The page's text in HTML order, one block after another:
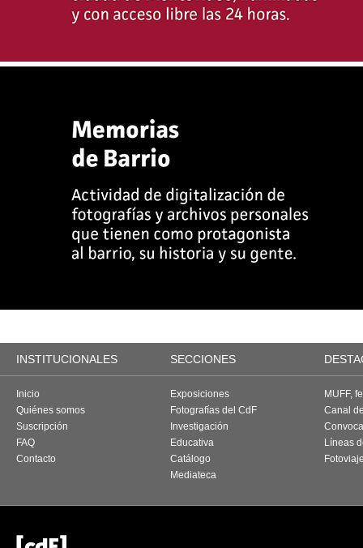
INSTITUCIONALES SECCIONES
Inicio
Quiénes somos
Suscripción
FAQ
Contacto
Exposiciones
Fotografías del CdF
Investigación
Educativa
Catálogo
Mediateca
MUFF,
Canal
Líneas